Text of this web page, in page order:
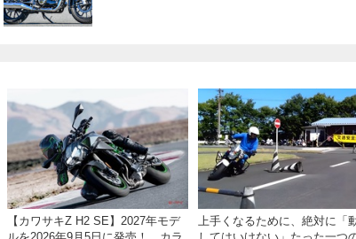
【カワサキZ H2 SE】2027年モデ
上手くなるために、絶対に「